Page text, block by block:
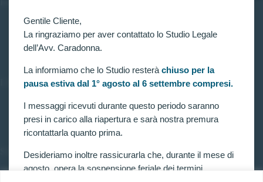
Gentile Cliente,
La ringraziamo per aver contattato lo Studio Legale
dell’Avv. Caradonna.
La informiamo che lo Studio resterà chiuso per la
pausa estiva dal 1° agosto al 6 settembre compresi.
I messaggi ricevuti durante questo periodo saranno
presi in carico alla riapertura e sarà nostra premura
ricontattarla quanto prima.
Desideriamo inoltre rassicurarla che, durante il mese di
agosto, opera la sospensione feriale dei termini
Home
Chi siamo
Contatti
LINK UTILI
Prenota consulenza
Privacy e Cookie Policy
SERVIZI
Forze armate e polizia